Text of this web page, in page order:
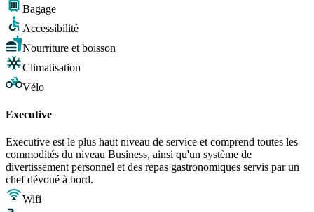
Bagage
Accessibilité
Nourriture et boisson
Climatisation
Vélo
Executive
Executive est le plus haut niveau de service et comprend toutes les
commodités du niveau Business, ainsi qu'un système de
divertissement personnel et des repas gastronomiques servis par un
chef dévoué à bord.
Wifi